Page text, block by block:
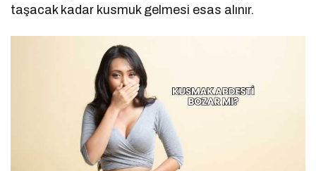
taşacak kadar kusmuk gelmesi esas alınır.